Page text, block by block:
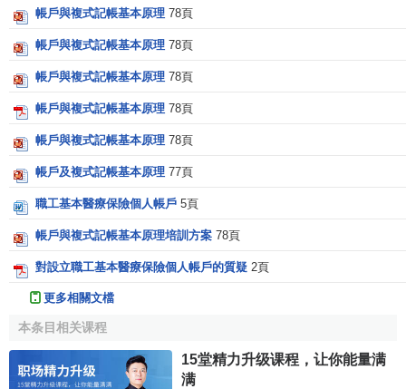
4. 團級(含)以上軍隊、武警部隊及分散執勤的支(分)隊
5. 社會團體
6. 民辦非企業組織
7. 異地常設機構
8. 外國駐華機構
9.個體工商戶
10. 居民委員會、村民委員會、社區委員會
12. 其他組織
基本帳戶的基本架構
帳戶與複式記帳基本原理 78頁
帳戶與複式記帳基本原理 78頁
帳戶與複式記帳基本原理 78頁
帳戶與複式記帳基本原理 78頁
帳戶與複式記帳基本原理 78頁
帳戶及複式記帳基本原理 77頁
職工基本醫療保險個人帳戶 5頁
帳戶與複式記帳基本原理培訓方案 78頁
對設立職工基本醫療保險個人帳戶的質疑 2頁
更多相關文檔
本条目相关课程
15堂精力升级课程，让你能量满
满